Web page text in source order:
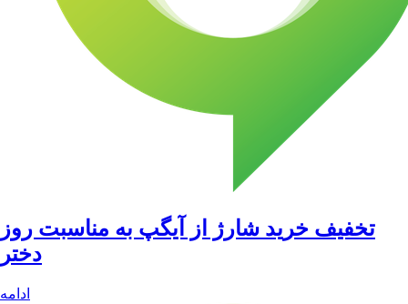
تخفیف خرید شارژ از آیگپ به مناسبت روز
دختر
ادامه